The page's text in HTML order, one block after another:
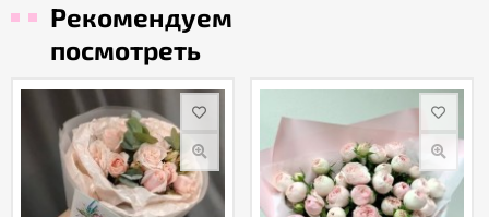
Рекомендуем
посмотреть